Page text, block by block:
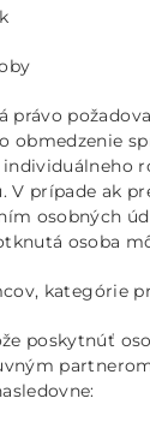
právo
obmedzenie
V prípade ak
osobných
osoba
kategórie
poskytnúť